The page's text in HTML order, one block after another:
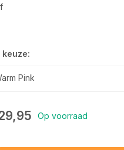
keuze:
Pink
Op voorraad